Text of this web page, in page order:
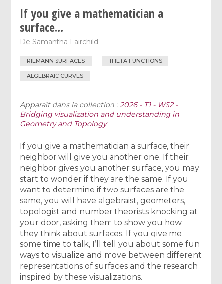
If you give a mathematician a
surface...
De Samantha Fairchild
RIEMANN SURFACES THETA FUNCTIONS
ALGEBRAIC CURVES
Apparaît dans la collection :2026 - T1 - WS2 -
Bridging visualization and understanding in
Geometry and Topology
If you give a mathematician a surface, their
neighbor will give you another one. If their
neighbor gives you another surface, you may
start to wonder if they are the same. If you
want to determine if two surfaces are the
same, you will have algebraist, geometers,
topologist and number theorists knocking at
your door, asking them to show you how
they think about surfaces. If you give me
some time to talk, I’ll tell you about some fun
ways to visualize and move between different
representations of surfaces and the research
inspired by these visualizations.